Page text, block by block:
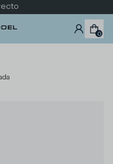
colección
0